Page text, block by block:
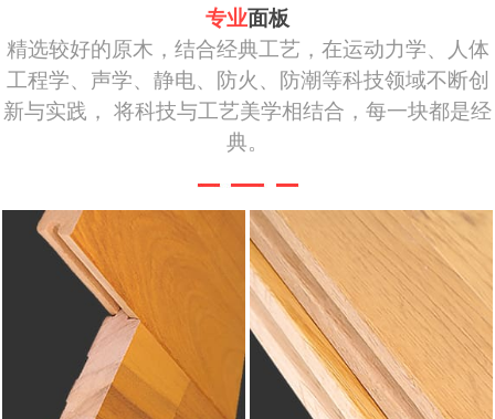
专业面板
精选较好的原木，结合经典工艺，在运动力学、人体
工程学、声学、静电、防火、防潮等科技领域不断创
新与实践， 将科技与工艺美学相结合，每一块都是经
典。